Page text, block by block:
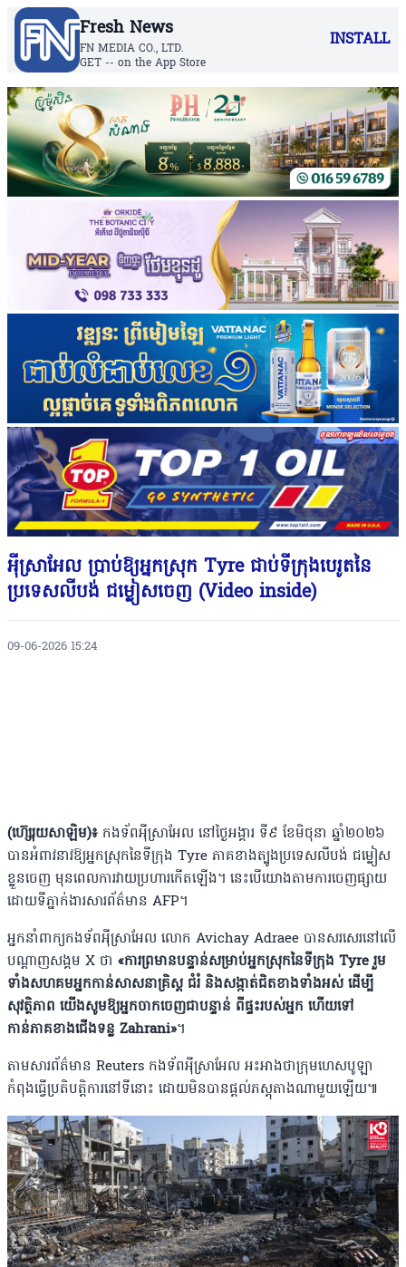
Fresh News
FN MEDIA CO., LTD.
GET -- on the App Store
INSTALL
អ៉ីស្រាអែល ប្រាប់ឱ្យអ្នកស្រុក Tyre ជាប់ទីក្រុងបេរូតនៃ
ប្រទេសលីបង់ ជម្លៀសចេញ (Video inside)
09-06-2026 15:24
(ហ៊្សេរុយសាឡិម)៖ កងទ័ពអ៉ីស្រាអែល នៅថ្ងៃអង្គារ ទី៩ ខែមិថុនា ឆ្នាំ២០២៦
បានអំពាវនាវឱ្យអ្នកស្រុកនៃទីក្រុង Tyre ភាគខាងត្បូងប្រទេសលីបង់ ជម្លៀស
ខ្លួនចេញ មុនពេលការវាយប្រហារកើតឡើង។ នេះបើយោងតាមការចេញផ្សាយ
ដោយទីភ្នាក់ងារសារព័ត៌មាន AFP។
អ្នកនាំពាក្យកងទ័ពអ៉ីស្រាអែល លោក Avichay Adraee បានសរសេរនៅលើ
បណ្តាញសង្គម X ថា «ការព្រមានបន្ទាន់សម្រាប់អ្នកស្រុកនៃទីក្រុង Tyre រួម
ទាំងសហគមអ្នកកាន់សាសនាគ្រិស្ត ជំរំ និងសង្កាត់ជិតខាងទាំងអស់ ដើម្បី
សុវត្ថិភាព យើងសូមឱ្យអ្នកចាកចេញជាបន្ទាន់ ពីផ្ទះរបស់អ្នក ហើយទៅ
កាន់ភាគខាងជើងទន្ល Zahrani»។
តាមសារព័ត៌មាន Reuters កងទ័ពអ៉ីស្រាអែល អះអាងថាក្រុមហេសបូឡា
កំពុងធ្វើប្រតិបត្តិការនៅទីនោះ ដោយមិនបានផ្តល់ភស្តុតាងណាមួយឡើយ៕